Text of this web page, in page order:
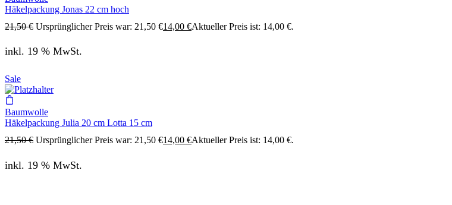
Häkelpackung Jonas 22 cm hoch
21,50€ Ursprünglicher Preis war: 21,50 €14,00 €Aktueller Preis ist: 14,00 €.
inkl. 19 % MwSt.
Sale
Baumwolle
Häkelpackung Julia 20 cm Lotta 15 cm
21,50€ Ursprünglicher Preis war: 21,50 €14,00 €Aktueller Preis ist: 14,00 €.
inkl. 19 % MwSt.